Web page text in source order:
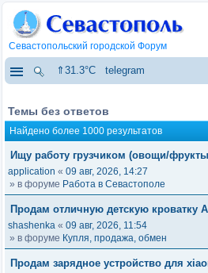
Севастопольский городской Форум
⇑31.3°C telegram
Темы без ответов
Найдено более 1000 результатов
Ищу работу грузчиком (овощи/
application « 09 авг, 2026, 14:27
» в форуме Работа в Севастополе
Продам отличную детскую кроватку
shashenka « 09 авг, 2026, 11:54
» в форуме Купля, продажа, обмен
Продам зарядное устройство для